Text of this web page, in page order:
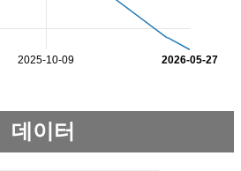
2025-10-09 2026-05-27
데이터